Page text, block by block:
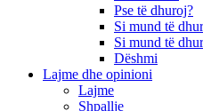
Pse të dhuroj?
Si mund të
Si mund të
Dëshmi
Lajme dhe opinioni
Lajme
Shpallje